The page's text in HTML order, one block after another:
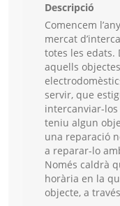
Descripció
Comencem
mercat
totes les
aquells
servir, que
intercanviar-los
teniu algun
una reparació
a reparar-lo
Només caldrà
horària en la
objecte, a